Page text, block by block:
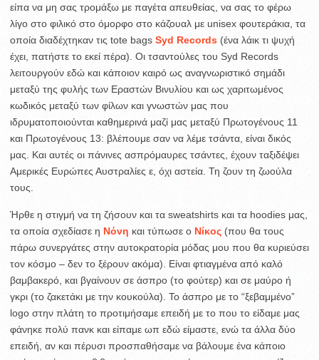
είπα να μη σας τρομάξω με παγέτα απευθείας, να σας το φέρω
λίγο στο φιλικό στο όμορφο στο κάζουαλ με unisex φουτεράκια, τα
οποία διαδέχτηκαν τις tote bags Syd Records (ένα λάικ τι ψυχή
έχει, πατήστε το εκεί πέρα). Οι τσαντούλες του Syd Records
λειτουργούν εδώ και κάποιον καιρό ως αναγνωριστικό σημάδι
μεταξύ της φυλής των Εραστών Βινυλίου και ως χαριτωμένος
κωδικός μεταξύ των φίλων και γνωστών μας που
ιδρυματοποιούνται καθημερινά μαζί μας μεταξύ Πρωτογένους 11
και Πρωτογένους 13: βλέπουμε σαν να λέμε τσάντα, είναι δικός
μας. Και αυτές οι πάνινες ασπρόμαυρες τσάντες, έχουν ταξιδέψει
Αμερικές Ευρώπες Αυστραλίες ε, όχι αστεία. Τη ζουν τη ζωούλα
τους.
Ήρθε η στιγμή να τη ζήσουν και τα sweatshirts και τα hoodies μας,
τα οποία σχεδίασε η Νόνη και τύπωσε ο Νίκος (που θα τους
πάρω συνεργάτες στην αυτοκρατορία μόδας μου που θα κυριεύσει
τον κόσμο – δεν το ξέρουν ακόμα). Eίναι φτιαγμένα από καλό
βαμβακερό, και βγαίνουν σε άσπρο (το φούτερ) και σε μαύρο ή
γκρι (το ζακετάκι με την κουκούλα). Το άσπρο με το “ξεβαμμένο”
logo στην πλάτη το προτιμήσαμε επειδή με το που το είδαμε μας
φάνηκε πολύ πανκ και είπαμε ωπ εδώ είμαστε, ενώ τα άλλα δύο
επειδή, αν και πέρυσι προσπαθήσαμε να βάλουμε ένα κάποιο